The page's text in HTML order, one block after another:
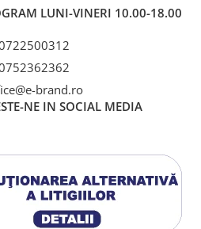
LUNI-VINERI 10.00-18.00
brand.ro
NE IN SOCIAL MEDIA